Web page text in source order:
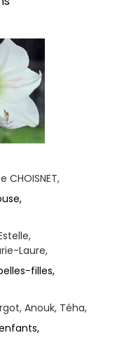
CHOISNET,
Laure,
filles,
Anouk, Téha,